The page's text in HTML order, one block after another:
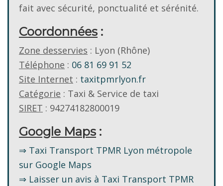
fait avec sécurité, ponctualité et sérénité.
Coordonnées :
Zone desservies : Lyon (Rhône)
Téléphone : 06 81 69 91 52
Site Internet : taxitpmrlyon.fr
Catégorie : Taxi & Service de taxi
SIRET : 94274182800019
Google Maps :
⇒ Taxi Transport TPMR Lyon métropole
sur Google Maps
⇒ Laisser un avis à Taxi Transport TPMR